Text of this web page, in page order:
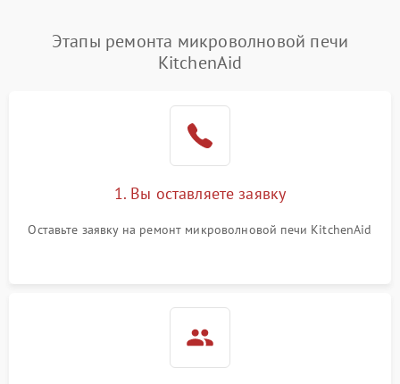
Появление запаха гари Подробнее →
2400 ₽ Подробнее →
Не горит подсветка 2000 ₽
Этапы ремонта микроволновой печи
KitchenAid
1. Вы оставляете заявку
Оставьте заявку на ремонт микроволновой печи KitchenAid